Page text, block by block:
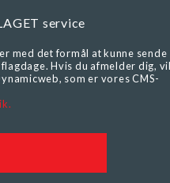
service
med det formål at kunne sende
Hvis du afmelder dig,
som er vores CMS-